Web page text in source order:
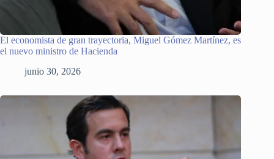
El economista de gran trayectoria, Miguel Gómez Martínez, es
el nuevo ministro de Hacienda
junio 30, 2026